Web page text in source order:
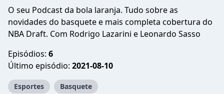
O seu Podcast da bola laranja. Tudo sobre as
novidades do basquete e mais completa cobertura do
NBA Draft. Com Rodrigo Lazarini e Leonardo Sasso
Episódios: 6
Último episódio: 2021-08-10
Esportes Basquete